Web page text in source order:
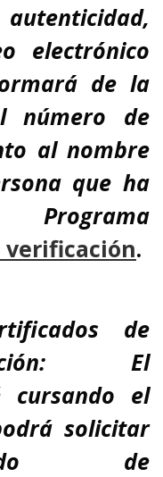
electrónico
de la
número de
al nombre
que ha
verificación.
de
El
cursando el
solicitar
de